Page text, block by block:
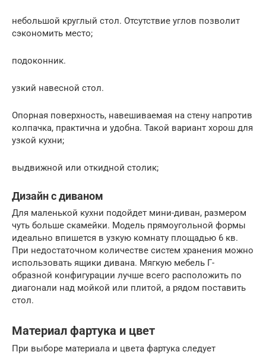
небольшой круглый стол. Отсутствие углов позволит
сэкономить место;
подоконник.
узкий навесной стол.
Опорная поверхность, навешиваемая на стену напротив
колпачка, практична и удобна. Такой вариант хорош для
узкой кухни;
выдвижной или откидной столик;
Дизайн с диваном
Для маленькой кухни подойдет мини-диван, размером
чуть больше скамейки. Модель прямоугольной формы
идеально впишется в узкую комнату площадью 6 кв.
При недостаточном количестве систем хранения можно
использовать ящики дивана. Мягкую мебель Г-
образной конфигурации лучше всего расположить по
диагонали над мойкой или плитой, а рядом поставить
стол.
Материал фартука и цвет
При выборе материала и цвета фартука следует